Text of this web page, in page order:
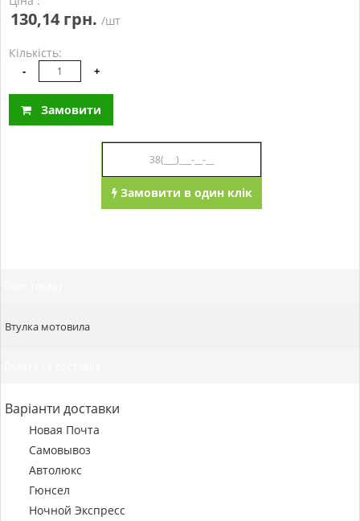
130,14 грн. /шт
Кількість:
- +
Замовити
Замовити в один клік
Втулка мотовила
Варіанти доставки
Новая Почта
Самовывоз
Автолюкс
Гюнсел
Ночной Экспресс